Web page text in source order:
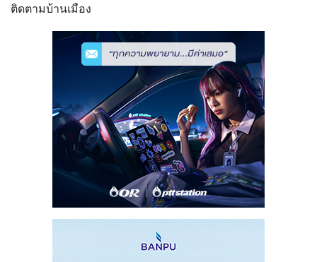
ติดตามบ้านเมือง